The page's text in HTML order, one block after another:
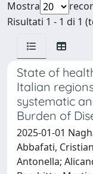
Mostra
Risultati 1 - 1 di 1
State of
Italian
systematic
Burden of
2025-01-01
Abbafati,
Antonella;